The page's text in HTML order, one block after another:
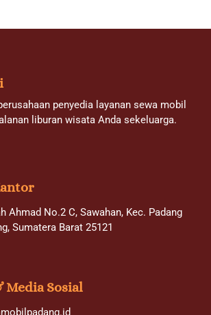
penyedia layanan sewa mobil
liburan wisata Anda sekeluarga.
Ahmad No.2 C, Sawahan, Kec. Padang
Sumatera Barat 25121
Media Sosial